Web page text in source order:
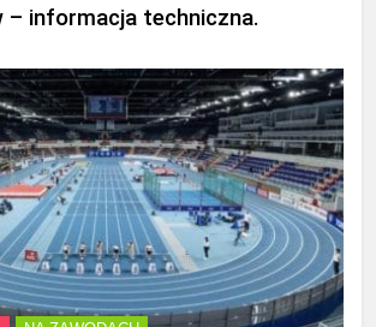
– informacja techniczna.